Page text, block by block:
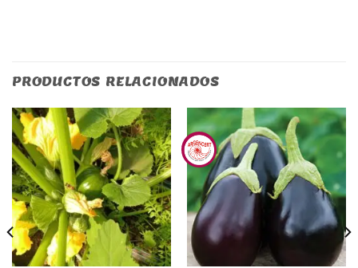
PRODUCTOS RELACIONADOS